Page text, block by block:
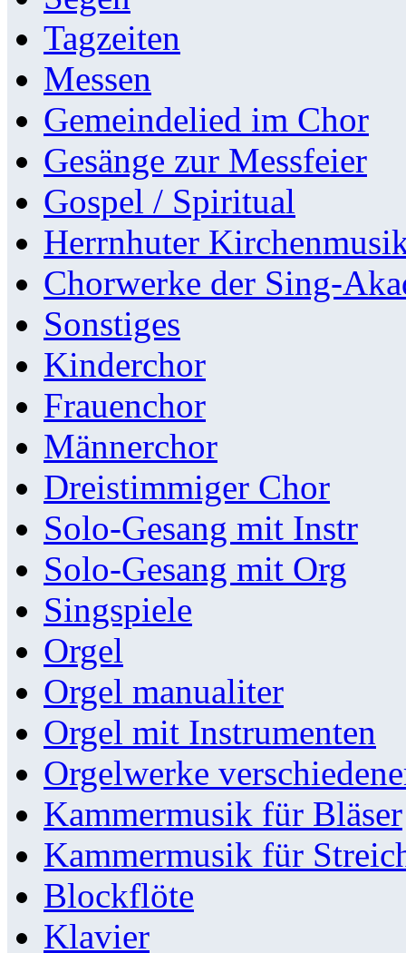
Tagzeiten
Messen
Gemeindelied im Chor
Gesänge zur Messfeier
Gospel / Spiritual
Herrnhuter
Chorwerke der Sing-
Sonstiges
Kinderchor
Frauenchor
Männerchor
Dreistimmiger Chor
Solo-Gesang mit Instr
Solo-Gesang mit Org
Singspiele
Orgel
Orgel manualiter
Orgel mit Instrumenten
Orgelwerke
Kammermusik für Bläser
Kammermusik für
Blockflöte
Klavier